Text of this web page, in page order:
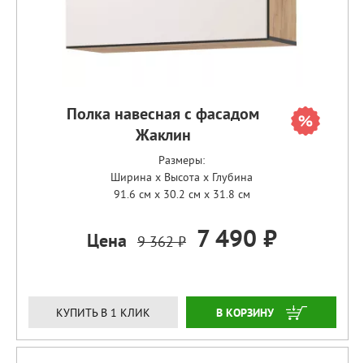
Полка навесная с фасадом
Жаклин
Размеры:
Ширина x Высота x Глубина
91.6 см x 30.2 см x 31.8 см
Цена 9 362 ₽ 7 490 ₽
КУПИТЬ В 1 КЛИК ЗАКАЗАТЬ